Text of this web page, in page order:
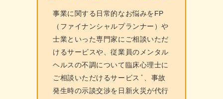
事業に関する日常的なお悩みをFP
（ファイナンシャルプランナー）や
士業といった専門家にご相談いただ
けるサービスや、従業員のメンタル
ヘルスの不調について臨床心理士に
ご相談いただけるサービス ＊
、事故
発生時の示談交渉を日新火災が代行